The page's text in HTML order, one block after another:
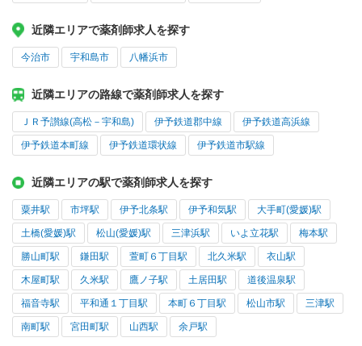
近隣エリアで薬剤師求人を探す
今治市 宇和島市 八幡浜市
近隣エリアの路線で薬剤師求人を探す
ＪＲ予讃線(高松－宇和島) 伊予鉄道郡中線 伊予鉄道高浜線
伊予鉄道本町線 伊予鉄道環状線 伊予鉄道市駅線
近隣エリアの駅で薬剤師求人を探す
粟井駅 市坪駅 伊予北条駅 伊予和気駅 大手町(愛媛)駅
土橋(愛媛)駅 松山(愛媛)駅 三津浜駅 いよ立花駅 梅本駅
勝山町駅 鎌田駅 萱町６丁目駅 北久米駅 衣山駅
木屋町駅 久米駅 鷹ノ子駅 土居田駅 道後温泉駅
福音寺駅 平和通１丁目駅 本町６丁目駅 松山市駅 三津駅
南町駅 宮田町駅 山西駅 余戸駅